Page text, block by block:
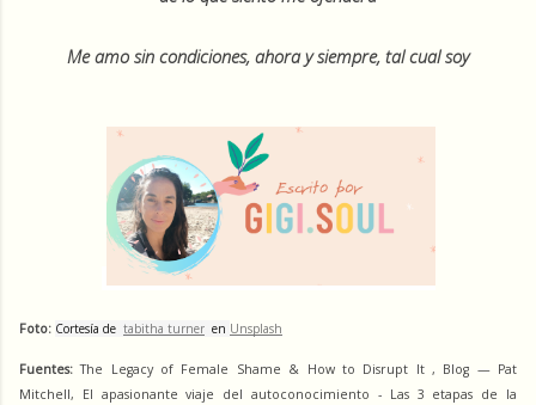
Me amo sin condiciones, ahora y siempre, tal cual soy
Foto: Cortesía de tabitha turner en Unsplash
Fuentes: The Legacy of Female Shame & How to Disrupt It , Blog — Pat
Mitchell, El apasionante viaje del autoconocimiento - Las 3 etapas de la